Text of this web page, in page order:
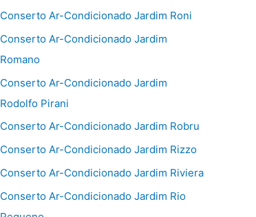
Conserto Ar-Condicionado Jardim Roni
Conserto Ar-Condicionado Jardim
Romano
Conserto Ar-Condicionado Jardim
Rodolfo Pirani
Conserto Ar-Condicionado Jardim Robru
Conserto Ar-Condicionado Jardim Rizzo
Conserto Ar-Condicionado Jardim Riviera
Conserto Ar-Condicionado Jardim Rio